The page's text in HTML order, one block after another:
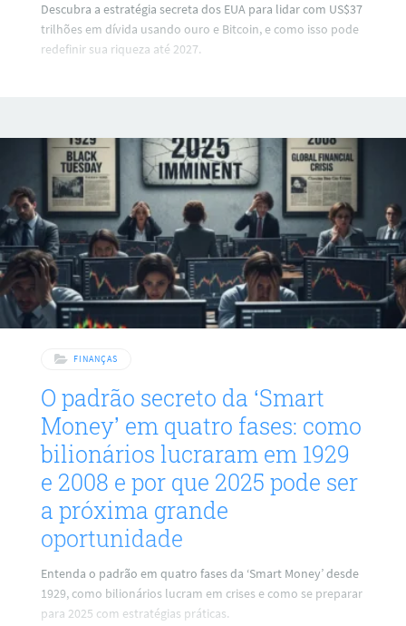
Descubra a estratégia secreta dos EUA para lidar com US$37
trilhões em dívida usando ouro e Bitcoin, e como isso pode
redefinir sua riqueza até 2027.
FINANÇAS
O padrão secreto da ‘Smart
Money’ em quatro fases: como
bilionários lucraram em 1929
e 2008 e por que 2025 pode ser
a próxima grande
oportunidade
Entenda o padrão em quatro fases da ‘Smart Money’ desde
1929, como bilionários lucram em crises e como se preparar
para 2025 com estratégias práticas.